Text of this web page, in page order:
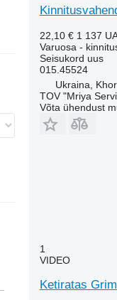
22,10 € 1 137
Varuosa -
Seisukord uus
015.45524
Ukraina,
TOV "Mriya
Võta ühendust
1
VIDEO
Ketiratas